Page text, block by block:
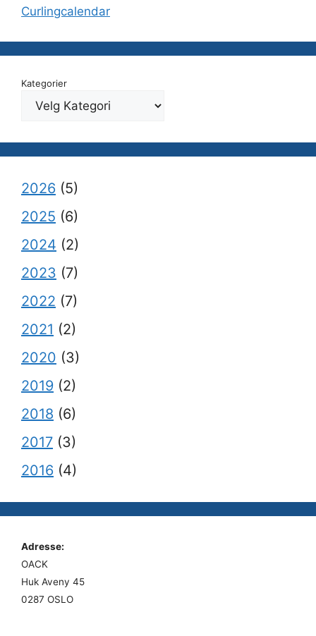
Curlingcalendar
Kategorier
2026 (5)
2025 (6)
2024 (2)
2023 (7)
2022 (7)
2021 (2)
2020 (3)
2019 (2)
2018 (6)
2017 (3)
2016 (4)
Adresse:
OACK
Huk Aveny 45
0287 OSLO